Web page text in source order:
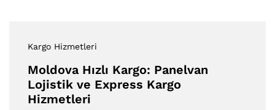
Kargo Hizmetleri
Moldova Hızlı Kargo: Panelvan
Lojistik ve Express Kargo
Hizmetleri